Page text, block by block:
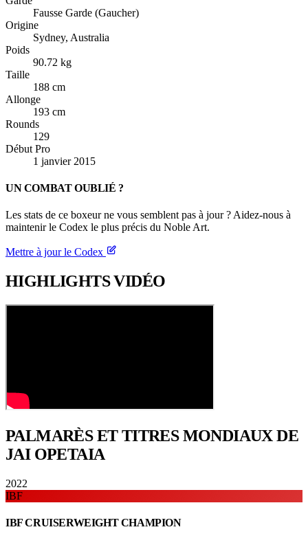
Fausse Garde (Gaucher)
Origine
Sydney, Australia
Poids
90.72 kg
Taille
188 cm
Allonge
193 cm
Rounds
129
Début Pro
1 janvier 2015
UN COMBAT OUBLIÉ ?
Les stats de ce boxeur ne vous semblent pas à jour ? Aidez-nous à
maintenir le Codex le plus précis du Noble Art.
Mettre à jour le Codex
HIGHLIGHTSVIDÉO
PALMARÈS ET TITRESMONDIAUX DE
JAI OPETAIA
2022
IBF
IBF CRUISERWEIGHT CHAMPION